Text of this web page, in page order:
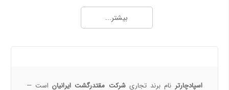
بیشتر...
اسپادچارتر نام برند تجاریشرکت مقتدرگشت ایرانیاناست —